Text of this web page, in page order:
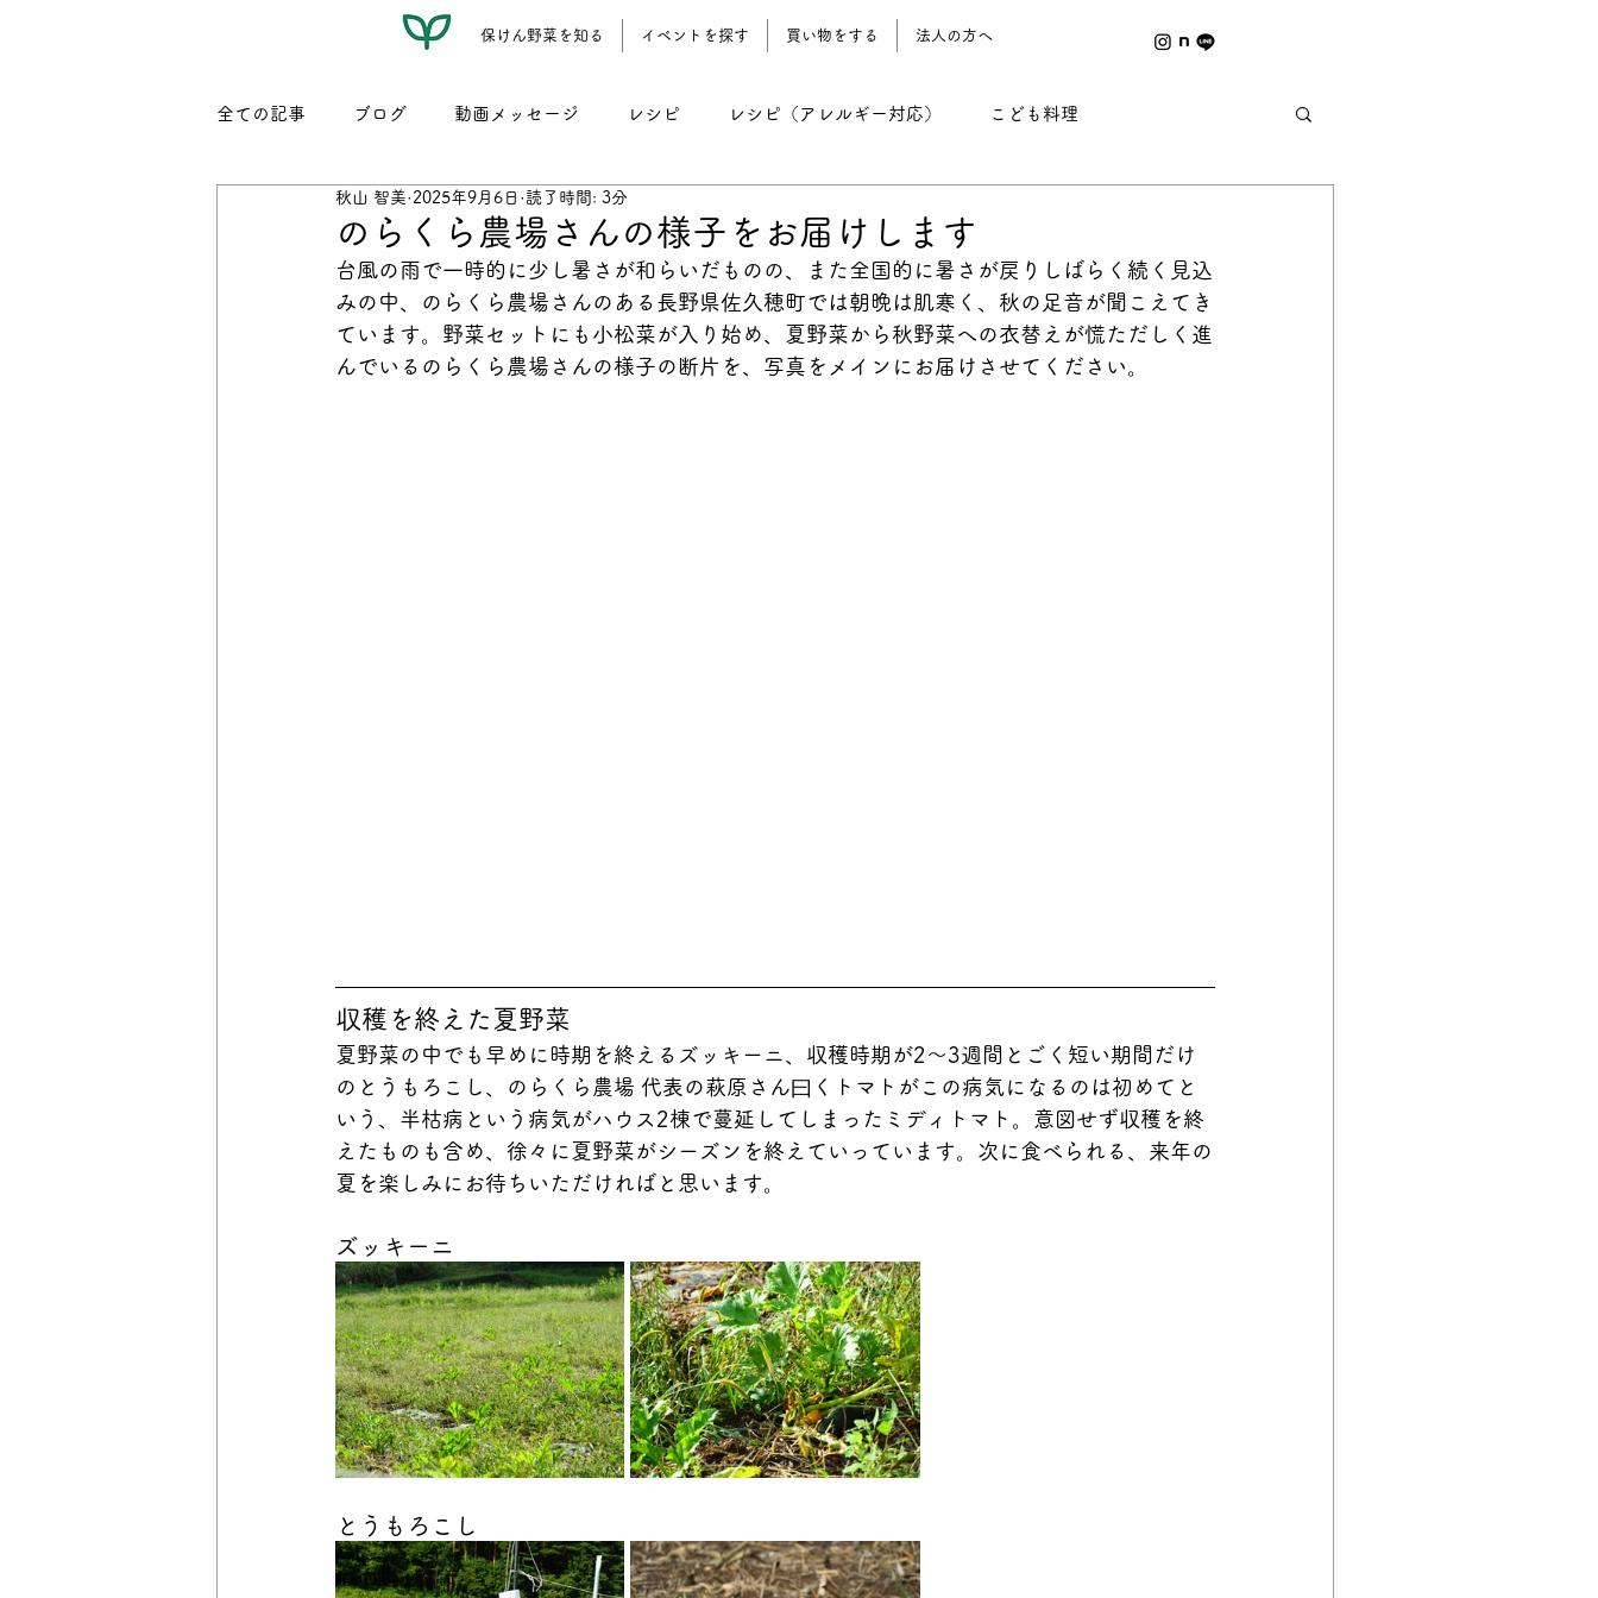
保けん野菜を知る イベントを探す 買い物をする 法人の方へ
全ての記事 ブログ 動画メッセージ レシピ レシピ（アレルギー対応） こども料理
レシピ（名もなき我が家料理） レシピ（野菜おやつ）
のらくら農場さんの様子をお届けします
秋山 智美 2025年9月6日 読了時間: 3分
台風の雨で一時的に少し暑さが和らいだものの、また全国的に暑さが戻りしばらく続く見込
みの中、のらくら農場さんのある長野県佐久穂町では朝晩は肌寒く、秋の足音が聞こえてき
ています。野菜セットにも小松菜が入り始め、夏野菜から秋野菜への衣替えが慌ただしく進
んでいるのらくら農場さんの様子の断片を、写真をメインにお届けさせてください。
収穫を終えた夏野菜
夏野菜の中でも早めに時期を終えるズッキーニ、収穫時期が2～3週間とごく短い期間だけ
のとうもろこし、のらくら農場 代表の萩原さん曰くトマトがこの病気になるのは初めてと
いう、半枯病という病気がハウス2棟で蔓延してしまったミディトマト。意図せず収穫を終
えたものも含め、徐々に夏野菜がシーズンを終えていっています。次に食べられる、来年の
夏を楽しみにお待ちいただければと思います。
ズッキーニ
とうもろこし